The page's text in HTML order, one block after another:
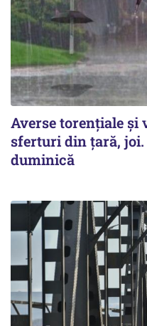
Averse torențiale și
sferturi din țară,
duminică